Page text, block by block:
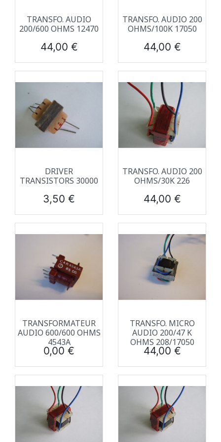
TRANSFO. AUDIO
200/600 OHMS 12470
Prix
44,00 €
TRANSFO. AUDIO 200
OHMS/100K 17050
Prix
44,00 €
DRIVER
TRANSISTORS 30000
Prix
3,50 €
TRANSFO. AUDIO 200
OHMS/30K 226
Prix
44,00 €
TRANSFORMATEUR
AUDIO 600/600 OHMS
4543A
Prix
0,00 €
TRANSFO. MICRO
AUDIO 200/47 K
OHMS 208/17050
Prix
44,00 €